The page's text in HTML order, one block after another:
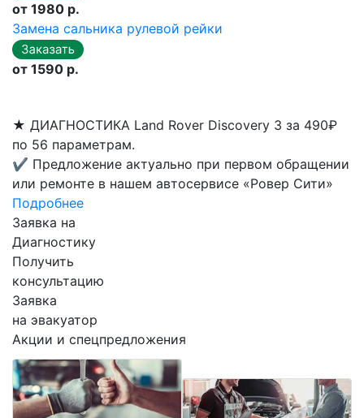
от 1980 р.
Замена сальника рулевой рейки
от 1590 р.
★ ДИАГНОСТИКА Land Rover Discovery 3 за 490₽
по 56 параметрам.
✔ Предложение актуально при первом обращении
или ремонте в нашем автосервисе «Ровер Сити»
Подробнее
Заявка на
Диагностику
Получить
консультацию
Заявка
на эвакуатор
Акции и спецпредложения